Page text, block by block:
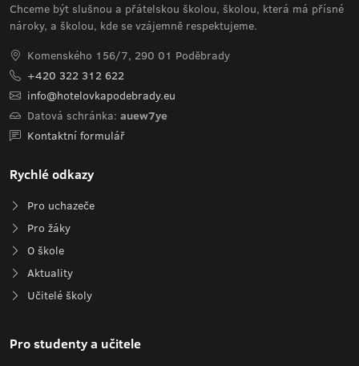
Chceme být slušnou a přátelskou školou, školou, která má přísné
nároky, a školou, kde se vzájemně respektujeme.
Komenského 156/7, 290 01 Poděbrady
+420 322 312 622
info@hotelovkapodebrady.eu
Datová schránka: auew7ye
Kontaktní formulář
Rychlé odkazy
Pro uchazeče
Pro žáky
O škole
Aktuality
Učitelé školy
Pro studenty a učitele